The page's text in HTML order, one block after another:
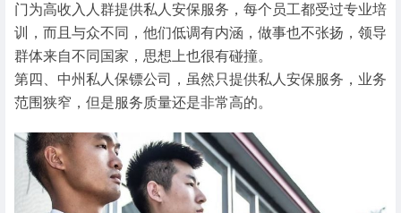
门为高收入人群提供私人安保服务，每个员工都受过专业培
训，而且与众不同，他们低调有内涵，做事也不张扬，领导
群体来自不同国家，思想上也很有碰撞。
第四、中州私人保镖公司，虽然只提供私人安保服务，业务
范围狭窄，但是服务质量还是非常高的。